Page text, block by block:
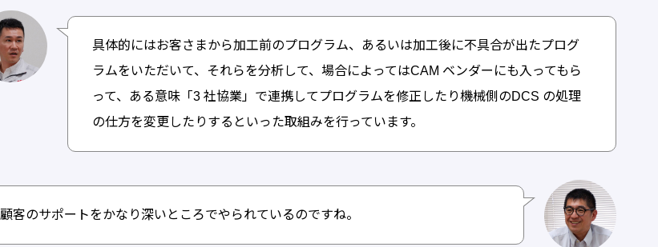
具体的にはお客さまから加工前のプログラム、あるいは加工後に不具合が出たプログ
ラムをいただいて、それらを分析して、場合によってはCAM ベンダーにも入ってもら
って、ある意味「3 社協業」で連携してプログラムを修正したり機械側のDCS の処理
の仕方を変更したりするといった取組みを行っています。
顧客のサポートをかなり深いところでやられているのですね。